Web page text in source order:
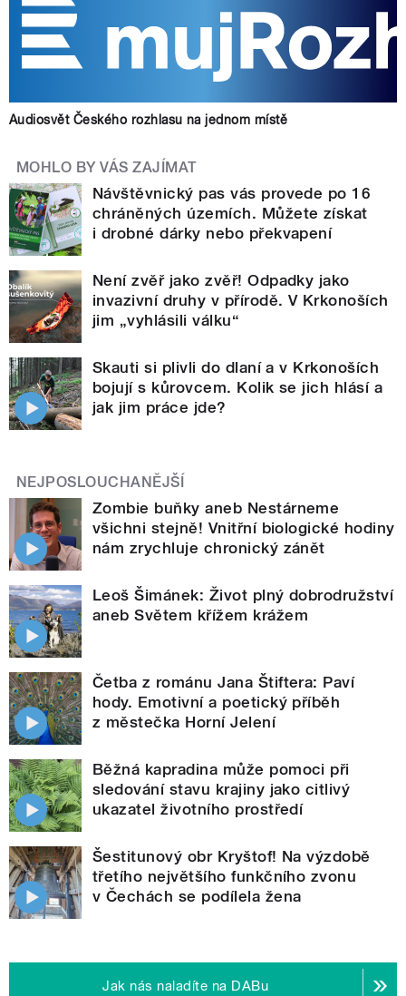
Audiosvět Českého rozhlasu na jednom místě
MOHLO BY VÁS ZAJÍMAT
Návštěvnický pas vás provede po 16
chráněných územích. Můžete získat
i drobné dárky nebo překvapení
Není zvěř jako zvěř! Odpadky jako
invazivní druhy v přírodě. V Krkonoších
jim „vyhlásili válku“
Skauti si plivli do dlaní a v Krkonoších
bojují s kůrovcem. Kolik se jich hlásí a
jak jim práce jde?
NEJPOSLOUCHANĚJŠÍ
Zombie buňky aneb Nestárneme
všichni stejně! Vnitřní biologické hodiny
nám zrychluje chronický zánět
Leoš Šimánek: Život plný dobrodružství
aneb Světem křížem krážem
Četba z románu Jana Štiftera: Paví
hody. Emotivní a poetický příběh
z městečka Horní Jelení
Běžná kapradina může pomoci při
sledování stavu krajiny jako citlivý
ukazatel životního prostředí
Šestitunový obr Kryštof! Na výzdobě
třetího největšího funkčního zvonu
v Čechách se podílela žena
Jak nás naladíte na DABu